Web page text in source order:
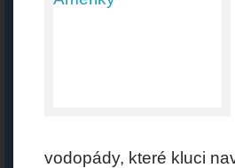
vodopády, které kluci